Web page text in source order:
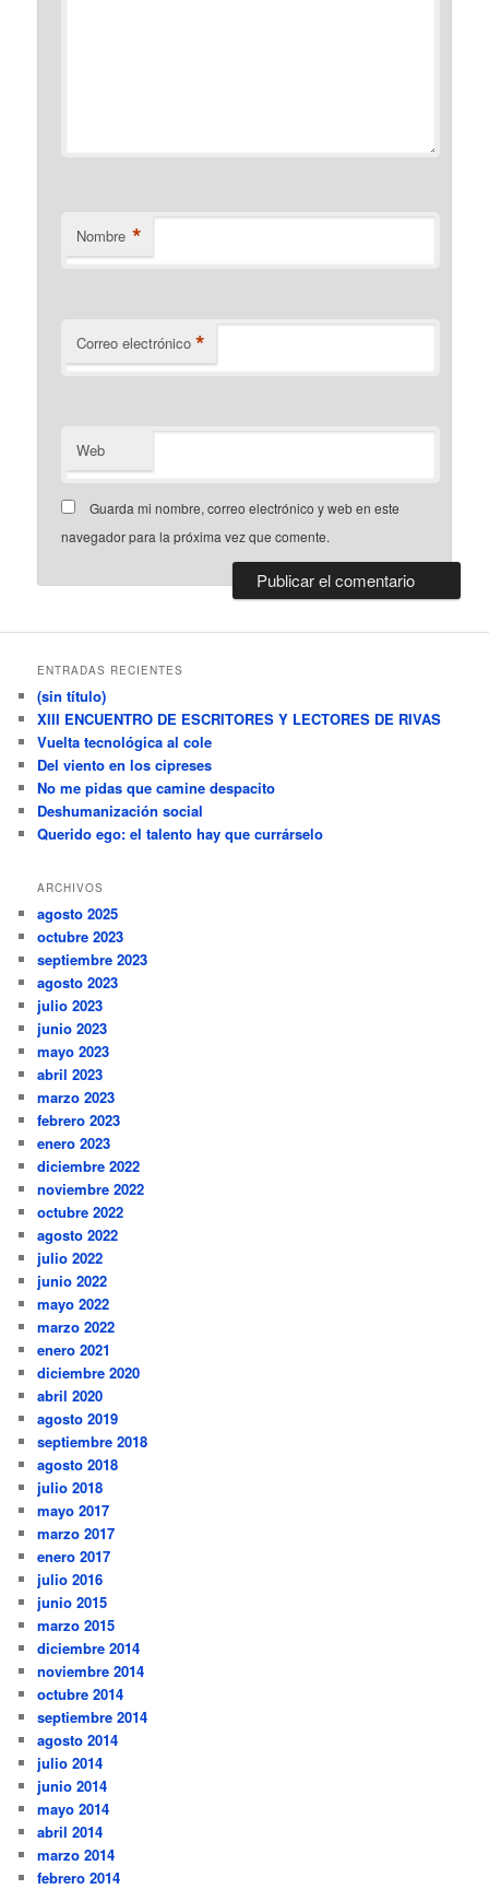
Nombre *
Correo electrónico *
Web
Guarda mi nombre, correo electrónico y web en este
navegador para la próxima vez que comente.
ENTRADAS RECIENTES
(sin título)
XIII ENCUENTRO DE ESCRITORES Y LECTORES DE RIVAS
Vuelta tecnológica al cole
Del viento en los cipreses
No me pidas que camine despacito
Deshumanización social
Querido ego: el talento hay que currárselo
ARCHIVOS
agosto 2025
octubre 2023
septiembre 2023
agosto 2023
julio 2023
junio 2023
mayo 2023
abril 2023
marzo 2023
febrero 2023
enero 2023
diciembre 2022
noviembre 2022
octubre 2022
agosto 2022
julio 2022
junio 2022
mayo 2022
marzo 2022
enero 2021
diciembre 2020
abril 2020
agosto 2019
septiembre 2018
agosto 2018
julio 2018
mayo 2017
marzo 2017
enero 2017
julio 2016
junio 2015
marzo 2015
diciembre 2014
noviembre 2014
octubre 2014
septiembre 2014
agosto 2014
julio 2014
junio 2014
mayo 2014
abril 2014
marzo 2014
febrero 2014